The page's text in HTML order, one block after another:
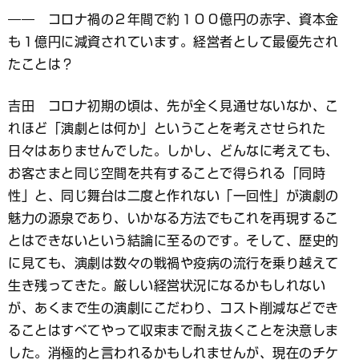
―― コロナ禍の２年間で約１００億円の赤字、資本金
も１億円に減資されています。経営者として最優先され
たことは？
吉田 コロナ初期の頃は、先が全く見通せないなか、こ
れほど「演劇とは何か」ということを考えさせられた
日々はありませんでした。しかし、どんなに考えても、
お客さまと同じ空間を共有することで得られる「同時
性」と、同じ舞台は二度と作れない「一回性」が演劇の
魅力の源泉であり、いかなる方法でもこれを再現するこ
とはできないという結論に至るのです。そして、歴史的
に見ても、演劇は数々の戦禍や疫病の流行を乗り越えて
生き残ってきた。厳しい経営状況になるかもしれない
が、あくまで生の演劇にこだわり、コスト削減などでき
ることはすべてやって収束まで耐え抜くことを決意しま
した。消極的と言われるかもしれませんが、現在のチケ